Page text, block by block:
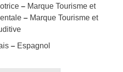
– Marque Tourisme et
– Marque Tourisme et
– Espagnol